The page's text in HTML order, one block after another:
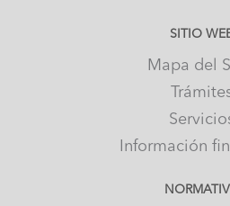
SITIO
Mapa del
Información